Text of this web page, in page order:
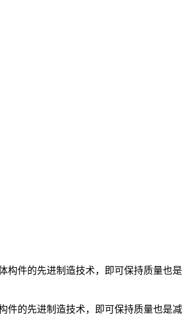
构件的先进制造技术，即可保持质量也是
件的先进制造技术，即可保持质量也是减